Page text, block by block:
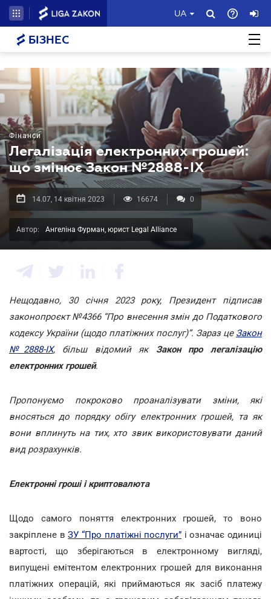
UA
БІЗНЕС
Фінанси
Легалізація електронних грошей:
що змінює Закон №2888-IX
14.07, 14 квітня 2023 16674 0
Автор: Ангеліна Фурман, юрист Legal Alliance
Нещодавно, 30 січня 2023 року, Президент підписав
законопроєкт №4366 “Про внесення змін до Податкового
кодексу України (щодо платіжних послуг)”. Зараз це Закон
№2888-ІХ, більш відомий як Закон про легалізацію
електронних грошей.
Пропонуємо покроково проаналізувати зміни, які
вносяться до порядку обігу електронних грошей, та як
вони вплинуть на тих, хто звик використовувати даний
вид розрахунків.
Електронні гроші і криптовалюта
Щодо самого поняття електронних грошей, то воно
закріплене вЗУ “Про платіжні послуги” і означає одиниці
вартості, що зберігаються в електронному вигляді,
випущені емітентом електронних грошей для виконання
платіжних операцій, які приймаються як засіб платежу